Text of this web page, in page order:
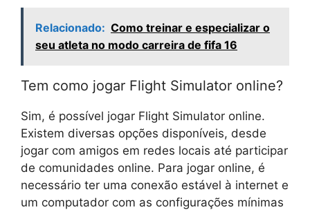
Relacionado: Como treinar e especializar o
seu atleta no modo carreira de fifa 16
Tem como jogar Flight Simulator online?
Sim, é possível jogar Flight Simulator online.
Existem diversas opções disponíveis, desde
jogar com amigos em redes locais até participar
de comunidades online. Para jogar online, é
necessário ter uma conexão estável à internet e
um computador com as configurações mínimas